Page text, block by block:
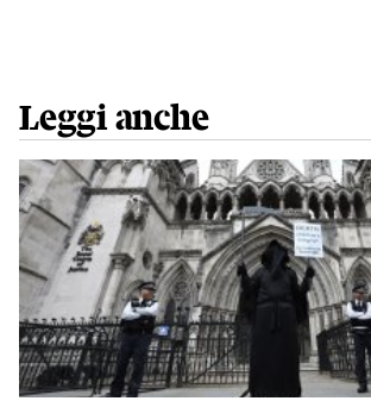
Leggi anche